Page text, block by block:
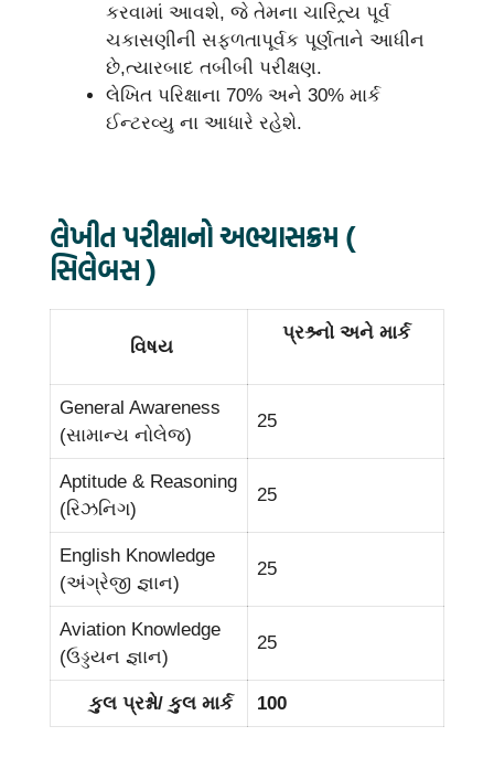
કરવામાં આવશે, જે તેમના ચારિત્ર્ય પૂર્વ
ચકાસણીની સફળતાપૂર્વક પૂર્ણતાને આધીન
છે,ત્યારબાદ તબીબી પરીક્ષણ.
લેખિત પરિક્ષાના 70% અને 30% માર્ક
ઈન્ટરવ્યુ ના આધારે રહેશે.
લેખીત પરીક્ષાનો અભ્યાસક્રમ (
સિલેબસ )
વિષય
પ્રશ્ર્નો અને માર્ક
General Awareness
(સામાન્ય નોલેજ)
25
Aptitude & Reasoning
(રિઝનિગ)
25
English Knowledge
(અંગ્રેજી જ્ઞાન)
25
Aviation Knowledge
(ઉડ્ડયન જ્ઞાન)
25
કુલ પ્રશ્નો/ કુલ માર્ક 100